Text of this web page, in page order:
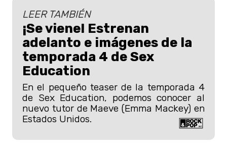
LEER TAMBIÉN
¡Se viene! Estrenan
adelanto e imágenes de la
temporada 4 de Sex
Education
En el pequeño teaser de la temporada 4
de Sex Education, podemos conocer al
nuevo tutor de Maeve (Emma Mackey) en
Estados Unidos.